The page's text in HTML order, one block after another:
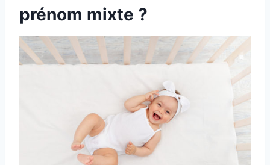
prénom mixte ?